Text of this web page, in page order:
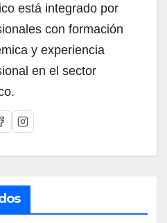
está integrado por
con formación
y experiencia
en el sector